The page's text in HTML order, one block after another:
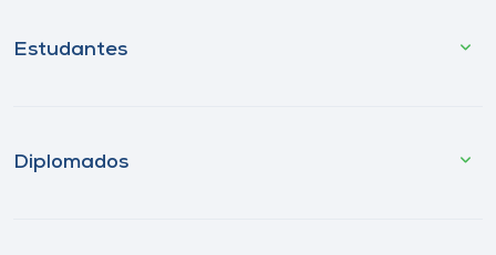
Estudantes
Diplomados